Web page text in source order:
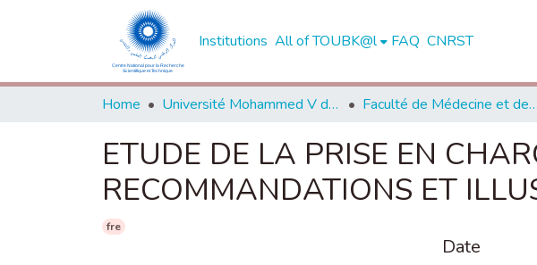
Institutions All of TOUBK@l FAQ CNRST
Home Université Mohammed V de Rabat Faculté de Médecine et de Pharmacie - Rabat
ETUDE DE LA PRISE EN
RECOMMANDATIONS ET
fre
Date